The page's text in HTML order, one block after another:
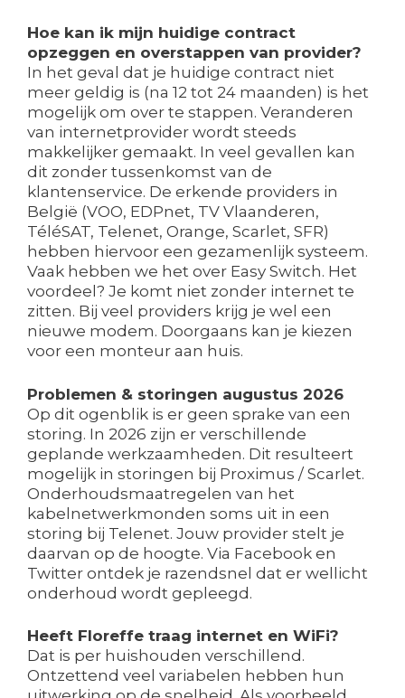
Hoe kan ik mijn huidige contract
opzeggen en overstappen van provider?
In het geval dat je huidige contract niet
meer geldig is (na 12 tot 24 maanden) is het
mogelijk om over te stappen. Veranderen
van internetprovider wordt steeds
makkelijker gemaakt. In veel gevallen kan
dit zonder tussenkomst van de
klantenservice. De erkende providers in
België (VOO, EDPnet, TV Vlaanderen,
TéléSAT, Telenet, Orange, Scarlet, SFR)
hebben hiervoor een gezamenlijk systeem.
Vaak hebben we het over Easy Switch. Het
voordeel? Je komt niet zonder internet te
zitten. Bij veel providers krijg je wel een
nieuwe modem. Doorgaans kan je kiezen
voor een monteur aan huis.
Problemen & storingen augustus 2026
Op dit ogenblik is er geen sprake van een
storing. In 2026 zijn er verschillende
geplande werkzaamheden. Dit resulteert
mogelijk in storingen bij Proximus / Scarlet.
Onderhoudsmaatregelen van het
kabelnetwerkmonden soms uit in een
storing bij Telenet. Jouw provider stelt je
daarvan op de hoogte. Via Facebook en
Twitter ontdek je razendsnel dat er wellicht
onderhoud wordt gepleegd.
Heeft Floreffe traag internet en WiFi?
Dat is per huishouden verschillend.
Ontzettend veel variabelen hebben hun